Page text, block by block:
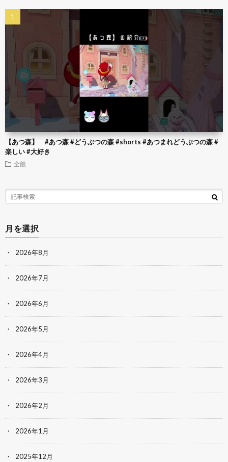
【あつ森】 #あつ森 #どうぶつの森 #shorts #あつまれどうぶつの森 #
楽しい #大好き
全般
月を選択
2026年8月
2026年7月
2026年6月
2026年5月
2026年4月
2026年3月
2026年2月
2026年1月
2025年12月